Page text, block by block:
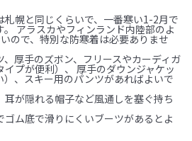
幌と同じくらいで、一番寒い1-2月で
。 アラスカやフィンランド内陸部のよ
ので、特別な防寒着は必要ありませ
厚手のズボン、フリースやカーディガ
プが便利）、 厚手のダウンジャケッ
）、スキー用のパンツがあればよいで
が隠れる帽子など風通しを塞ぐ持ち
ム底で滑りにくいブーツがあるとよ